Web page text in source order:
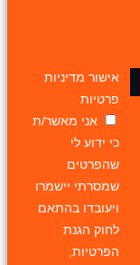
אישור מדיניות
פרטיות
אני מאשר/ת
כי ידוע לי
שהפרטים
שמסרתי יישמרו
ויעובדו בהתאם
לחוק הגנת
הפרטיות,